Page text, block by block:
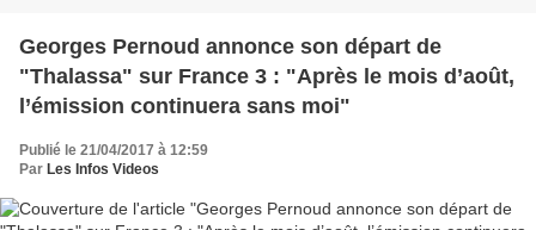
Georges Pernoud annonce son départ de
"Thalassa" sur France 3 : "Après le mois d’août,
l’émission continuera sans moi"
Publié le 21/04/2017 à 12:59
Par Les Infos Videos